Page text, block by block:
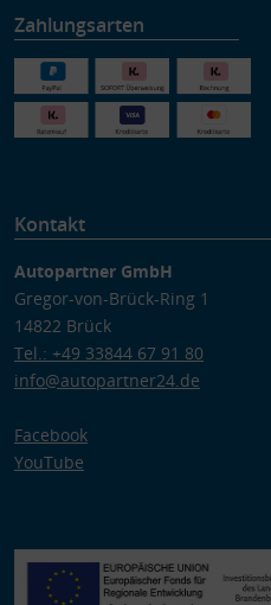
Zahlungsarten
Kontakt
Autopartner GmbH
Gregor-von-Brück-Ring 1
14822 Brück
Tel.: +49 33844 67 91 80
info@autopartner24.de
Facebook
YouTube